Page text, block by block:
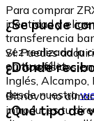
Para comprar
identidad y elige
transferencia
vez realizada la
en tu wallet.
¿Se puede
Sí. Puedes
puntos físicos en
Inglés, Alcampo,
desde nuestra
¿Dónde
Bitnovo no
introduces tu
¿Qué tipo de